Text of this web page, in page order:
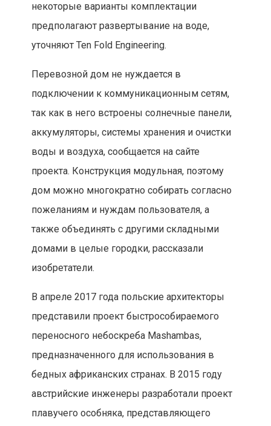
некоторые варианты комплектации
предполагают развертывание на воде,
уточняют Ten Fold Engineering.
Перевозной дом не нуждается в
подключении к коммуникационным сетям,
так как в него встроены солнечные панели,
аккумуляторы, системы хранения и очистки
воды и воздуха, сообщается на сайте
проекта. Конструкция модульная, поэтому
дом можно многократно собирать согласно
пожеланиям и нуждам пользователя, а
также объединять с другими складными
домами в целые городки, рассказали
изобретатели.
В апреле 2017 года польские архитекторы
представили проект быстрособираемого
переносного небоскреба Mashambas,
предназначенного для использования в
бедных африканских странах. В 2015 году
австрийские инженеры разработали проект
плавучего особняка, представляющего